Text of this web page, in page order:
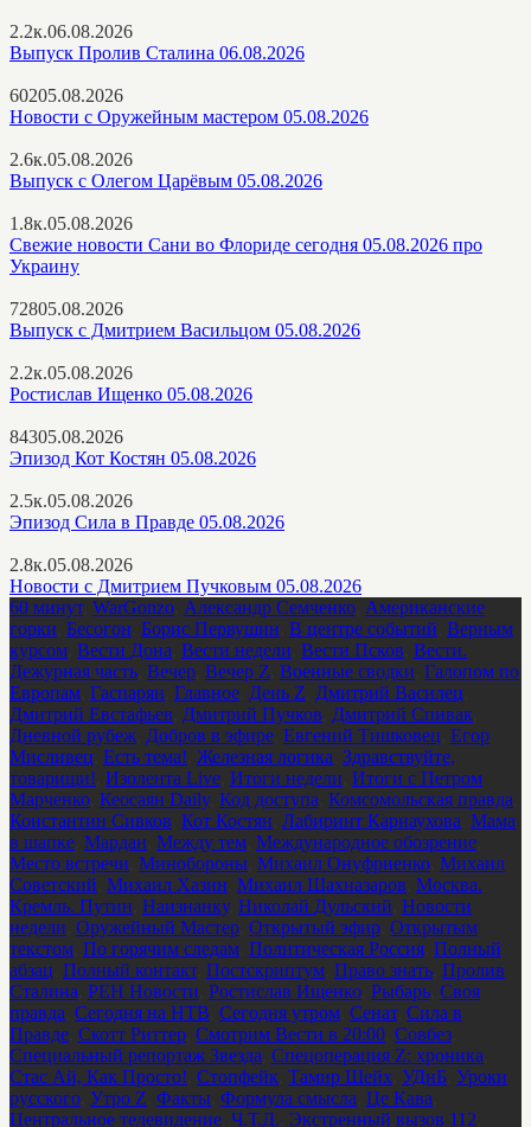
2.2к.06.08.2026
Выпуск Пролив Сталина 06.08.2026
60205.08.2026
Новости с Оружейным мастером 05.08.2026
2.6к.05.08.2026
Выпуск с Олегом Царёвым 05.08.2026
1.8к.05.08.2026
Свежие новости Сани во Флориде сегодня 05.08.2026 про
Украину
72805.08.2026
Выпуск с Дмитрием Васильцом 05.08.2026
2.2к.05.08.2026
Ростислав Ищенко 05.08.2026
84305.08.2026
Эпизод Кот Костян 05.08.2026
2.5к.05.08.2026
Эпизод Сила в Правде 05.08.2026
2.8к.05.08.2026
Новости с Дмитрием Пучковым 05.08.2026
60 минут, WarGonzo Александр Семченко Американские
горки Бесогон Борис Первушин В центре событий Верным
курсом Вести Дона Вести недели Вести Псков Вести.
Дежурная часть Вечер Вечер Z Военные сводки Галопом по
Европам Гаспарян Главное День Z Дмитрий Василец
Дмитрий Евстафьев Дмитрий Пучков Дмитрий Спивак
Дневной рубеж Добров в эфире Евгений Тишковец Егор
Мисливец Есть тема! Железная логика Здравствуйте,
товарищи! Изолента Live Итоги недели Итоги с Петром
Марченко Кеосаян Daily, Код доступа Комсомольская правда
Константин Сивков Кот Костян Лабиринт Карнаухова Мама
в шапке Мардан Между тем Международное обозрение
Место встречи Минобороны Михаил Онуфриенко Михаил
Советский Михаил Хазин Михаил Шахназаров Москва.
Кремль. Путин Наизнанку, Николай Дульский Новости
недели Оружейный Мастер Открытый эфир Открытым
текстом По горячим следам Политическая Россия Полный
абзац Полный контакт, Постскриптум Право знать Пролив
Сталина РЕН Новости Ростислав Ищенко Рыбарь Своя
правда Сегодня на НТВ Сегодня утром Сенат, Сила в
Правде Скотт Риттер Смотрим Вести в 20:00 Совбез
Специальный репортаж Звезда Спецоперация Z: хроника
Стас Ай, Как Просто! Стопфейк Тамир Шейх УДнБ Уроки
русского Утро Z Факты Формула смысла Це Кава
Центральное телевидение Ч.Т.Д. Экстренный вызов 112